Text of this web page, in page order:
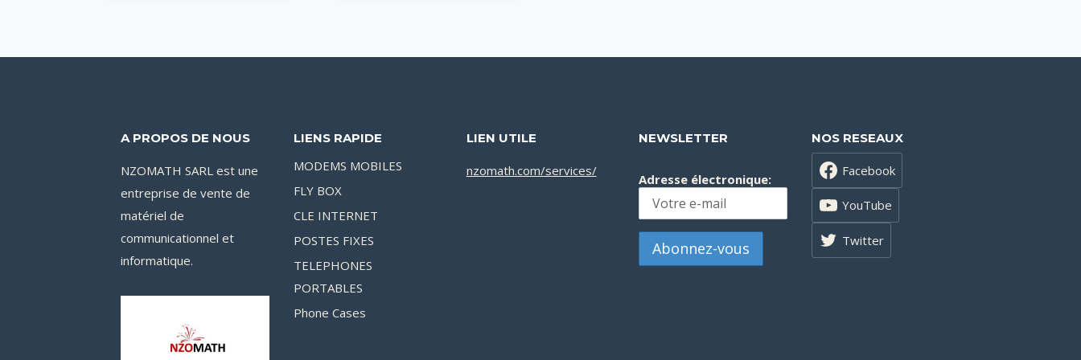
A PROPOS DE NOUS
NZOMATH SARL est une
entreprise de vente de
matériel de
communicationnel et
informatique.
LIENS RAPIDE
MODEMS MOBILES
FLY BOX
CLE INTERNET
POSTES FIXES
TELEPHONES
PORTABLES
Phone Cases
LIEN UTILE
nzomath.com/services/
NEWSLETTER
Adresse électronique:
NOS RESEAUX
Facebook
YouTube
Twitter